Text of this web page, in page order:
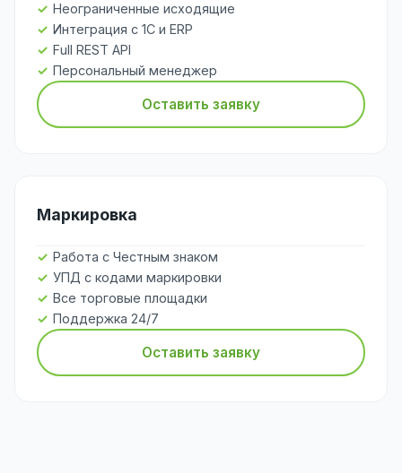
Неограниченные исходящие
Интеграция с 1С и ERP
Full REST API
Персональный менеджер
Оставить заявку
Маркировка
Работа с Честным знаком
УПД с кодами маркировки
Все торговые площадки
Поддержка 24/7
Оставить заявку